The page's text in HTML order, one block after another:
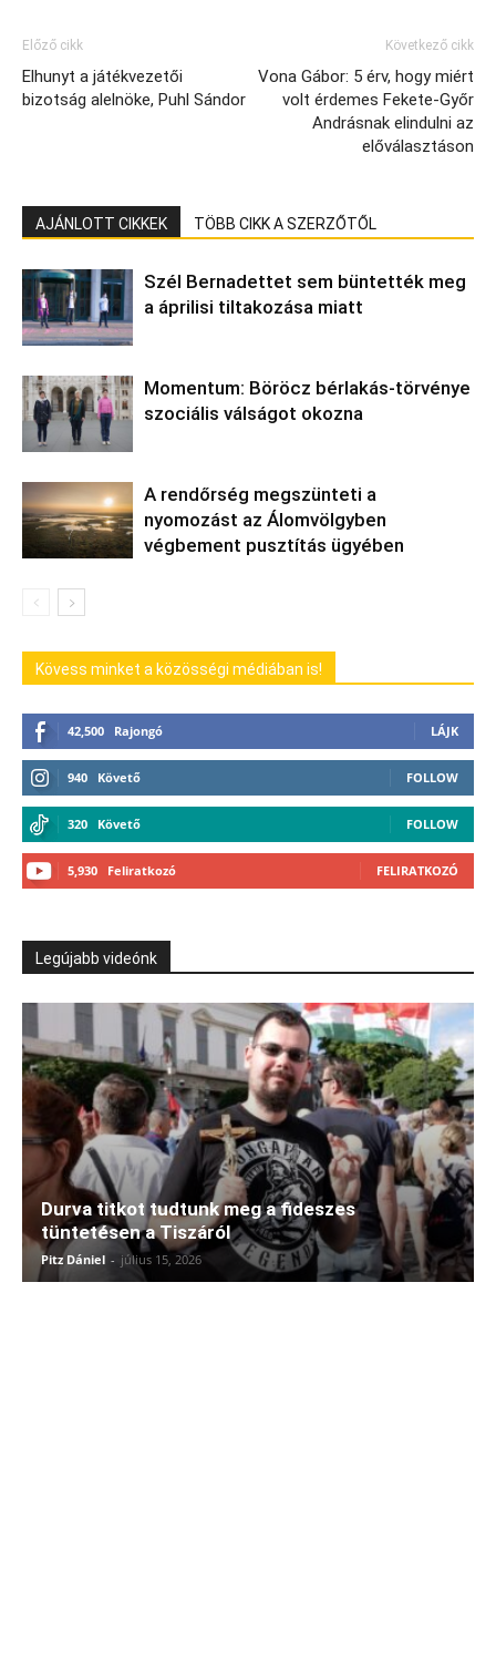
Előző cikk
Elhunyt a játékvezetői
bizotság alelnöke, Puhl Sándor
Következő cikk
Vona Gábor: 5 érv, hogy miért
volt érdemes Fekete-Győr
Andrásnak elindulni az
előválasztáson
AJÁNLOTT CIKKEK TÖBB CIKK A SZERZŐTŐL
Szél Bernadettet sem büntették meg
a áprilisi tiltakozása miatt
Momentum: Böröcz bérlakás-törvénye
szociális válságot okozna
A rendőrség megszünteti a
nyomozást az Álomvölgyben
végbement pusztítás ügyében
Kövess minket a közösségi médiában is!
42,500 Rajongó LÁJK
940 Követő FOLLOW
320 Követő FOLLOW
5,930 Feliratkozó FELIRATKOZÓ
Legújabb videónk
Durva titkot tudtunk meg a fideszes
tüntetésen a Tiszáról
Pitz Dániel - július 15, 2026